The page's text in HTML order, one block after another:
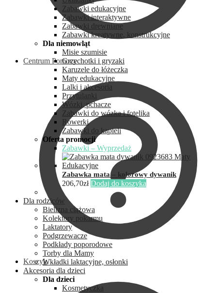
Centrum Pomocy
Koszyk
Zabawki edukacyjne
Zabawki interaktywne
Zabawki drewniane
Zabawki kreatywne, konstrukcyjne
Dla niemowląt
Misie szumisie
Grzechotki i gryzaki
Karuzele do łóżeczka
Maty edukacyjne
Lalki i akcesoria
Przytulanki
Wózki, pchacze
Zabawki do wózka i fotelika
Rowerki
Zabawki do kąpieli
Oferta promocji
Zabawki – Wyprzedaż
Zabawka mata – kolorowy dywanik
206,70zł Dodaj do koszyka
Dla rodziców
Bielizna ciążowa
Kolektory pokarmu
Laktatory
Podgrzewacze
Podkłady poporodowe
Torby dla Mamy
Wkładki laktacyjne, osłonki
Akcesoria dla dzieci
Dla dzieci
Kosmetyczka